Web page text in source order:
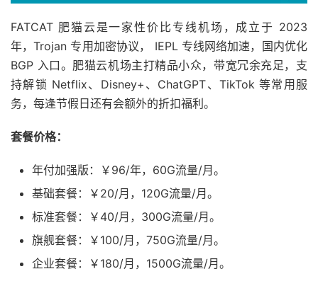
FATCAT 肥猫云是一家性价比专线机场，成立于 2023
年，Trojan 专用加密协议， IEPL 专线网络加速，国内优化
BGP 入口。肥猫云机场主打精品小众，带宽冗余充足，支
持解锁 Netflix、Disney+、ChatGPT、TikTok 等常用服
务，每逢节假日还有会额外的折扣福利。
套餐价格：
年付加强版：￥96/年，60G流量/月。
基础套餐：￥20/月，120G流量/月。
标准套餐：￥40/月，300G流量/月。
旗舰套餐：￥100/月，750G流量/月。
企业套餐：￥180/月，1500G流量/月。